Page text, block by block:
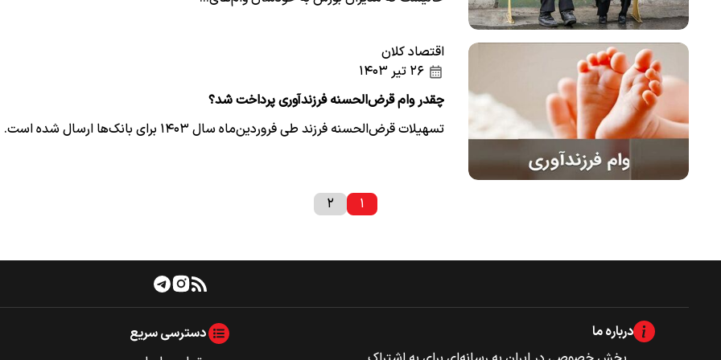
اقتصاد کلان
چقدر وام قرض‌الحسنه فرزندآوری پرداخت شد؟
تسهیلات قرض‌الحسنه فرزند طی فروردین‌ماه سال ۱۴۰۳ برای بانک‌ها ارسال شده است.
۱ ۲
درباره ما
دسترسی سریع